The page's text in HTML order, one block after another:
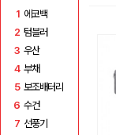
1 에코백
2 텀블러
3 우산
4 부채
5 보조배터리
6 수건
7 선풍기